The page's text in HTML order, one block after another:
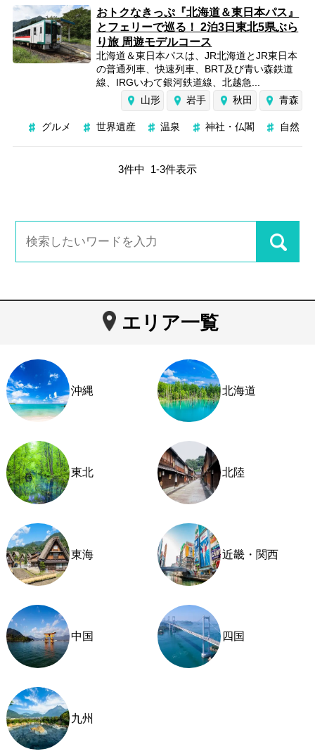
おトクなきっぷ『北海道＆東日本パス』
とフェリーで巡る！ 2泊3日東北5県ぶら
り旅 周遊モデルコース
北海道＆東日本パスは、JR北海道とJR東日本
の普通列車、快速列車、BRT及び青い森鉄道
線、IRGいわて銀河鉄道線、北越急...
山形
岩手 秋田 青森
グルメ 世界遺産 温泉 神社・仏閣 自然
3件中 1-3件表示
エリア一覧
沖縄 北海道
東北 北陸
東海 近畿・関西
中国 四国
九州